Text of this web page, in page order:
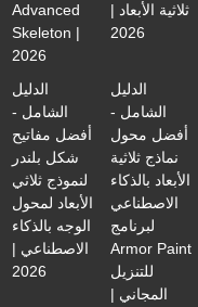
Advanced
Skeleton |
2026
ثلاثية الأبعاد |
2026
الدليل
الشامل -
أفضل مفاتيح
شكل بلندر
لنموذج ثلاثي
الأبعاد لمحول
الوجه بالذكاء
الاصطناعي |
2026
الدليل
الشامل -
أفضل محول
نماذج ثلاثية
الأبعاد بالذكاء
الاصطناعي
لبرنامج
Armor Paint
للتنزيل
المجاني |